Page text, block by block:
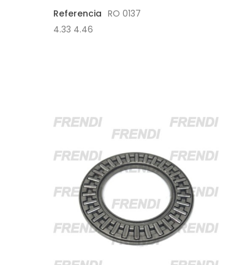
Referencia RO 0137
4.33 4.46